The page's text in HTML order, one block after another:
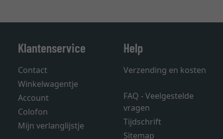
Klantenservice
Contact
Winkelwagentje
Account
Colofon
Mijn verlanglijstje
Help
Verzending en kosten
FAQ - Veelgestelde
vragen
Tijdschrift
Sitemap